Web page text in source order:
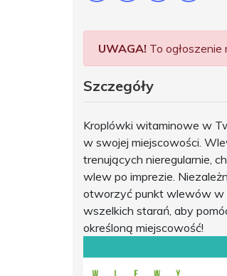
UWAGA! To
Szczegóły
Kroplówki witaminowe w
w swojej miejscowości.
trenujących nieregularnie,
wlew po imprezie.
otworzyć punkt wlewów w
wszelkich starań, aby
określoną miejscowość!